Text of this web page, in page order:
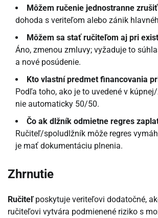
Môžem ručenie jednostranne
dohoda s veriteľom alebo zánik
Môžem sa stať ručiteľom aj pri
Áno, zmenou zmluvy; vyžaduje to
a nové posúdenie.
Kto vlastní predmet financovania
Podľa toho, ako je to uvedené v
nie automaticky 50/50.
Čo ak dlžník odmietne regres
Ručiteľ/spoludlžník môže regres
je mať dokumentáciu plnenia.
Zhrnutie
Ručiteľposkytuje veriteľovi dodatočné,
ručiteľovi vytvára podmienené riziko s